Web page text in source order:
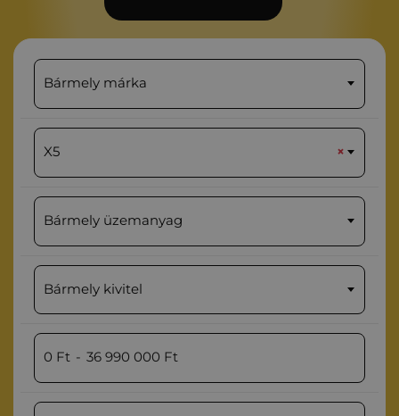
Bármely márka
×
X5
Bármely üzemanyag
Bármely kivitel
0 Ft - 36 990 000 Ft